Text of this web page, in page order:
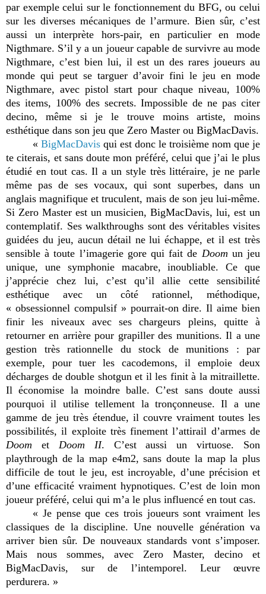
par exemple celui sur le fonctionnement du BFG, ou celui
sur les diverses mécaniques de l’armure. Bien sûr, c’est
aussi un interprète hors-pair, en particulier en mode
Nigthmare. S’il y a un joueur capable de survivre au mode
Nigthmare, c’est bien lui, il est un des rares joueurs au
monde qui peut se targuer d’avoir fini le jeu en mode
Nigthmare, avec pistol start pour chaque niveau, 100%
des items, 100% des secrets. Impossible de ne pas citer
decino, même si je le trouve moins artiste, moins
esthétique dans son jeu que Zero Master ou BigMacDavis.
« BigMacDavis qui est donc le troisième nom que je
te citerais, et sans doute mon préféré, celui que j’ai le plus
étudié en tout cas. Il a un style très littéraire, je ne parle
même pas de ses vocaux, qui sont superbes, dans un
anglais magnifique et truculent, mais de son jeu lui-même.
Si Zero Master est un musicien, BigMacDavis, lui, est un
contemplatif. Ses walkthroughs sont des véritables visites
guidées du jeu, aucun détail ne lui échappe, et il est très
sensible à toute l’imagerie gore qui fait de Doom un jeu
unique, une symphonie macabre, inoubliable. Ce que
j’apprécie chez lui, c’est qu’il allie cette sensibilité
esthétique avec un côté rationnel, méthodique,
« obsessionnel compulsif » pourrait-on dire. Il aime bien
finir les niveaux avec ses chargeurs pleins, quitte à
retourner en arrière pour grapiller des munitions. Il a une
gestion très rationnelle du stock de munitions : par
exemple, pour tuer les cacodemons, il emploie deux
décharges de double shotgun et il les finit à la mitraillette.
Il économise la moindre balle. C’est sans doute aussi
pourquoi il utilise tellement la tronçonneuse. Il a une
gamme de jeu très étendue, il couvre vraiment toutes les
possibilités, il exploite très finement l’attirail d’armes de
Doom et Doom II. C’est aussi un virtuose. Son
playthrough de la map e4m2, sans doute la map la plus
difficile de tout le jeu, est incroyable, d’une précision et
d’une efficacité vraiment hypnotiques. C’est de loin mon
joueur préféré, celui qui m’a le plus influencé en tout cas.
« Je pense que ces trois joueurs sont vraiment les
classiques de la discipline. Une nouvelle génération va
arriver bien sûr. De nouveaux standards vont s’imposer.
Mais nous sommes, avec Zero Master, decino et
BigMacDavis, sur de l’intemporel. Leur œuvre
perdurera. »